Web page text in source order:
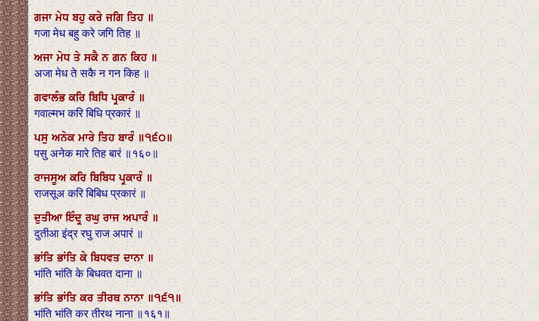
ਗਜਾ ਮੇਧ ਬਹੁ ਕਰੇ ਜਗਿ ਤਿਹ ॥
गजा मेध बहु करे जगि तिह ॥
ਅਜਾ ਮੇਧ ਤੇ ਸਕੈ ਨ ਗਨ ਕਿਹ ॥
अजा मेध ते सकै न गन किह ॥
ਗਵਾਲੰਭ ਕਰਿ ਬਿਧਿ ਪ੍ਰਕਾਰੰ ॥
गवाल्मभ करि बिधि प्रकारं ॥
ਪਸੁ ਅਨੇਕ ਮਾਰੇ ਤਿਹ ਬਾਰੰ ॥੧੬੦॥
पसु अनेक मारे तिह बारं ॥१६०॥
ਰਾਜਸੂਅ ਕਰਿ ਬਿਬਿਧ ਪ੍ਰਕਾਰੰ ॥
राजसूअ करि बिबिध प्रकारं ॥
ਦੁਤੀਆ ਇੰਦ੍ਰ ਰਘੁ ਰਾਜ ਅਪਾਰੰ ॥
दुतीआ इंद्र रघु राज अपारं ॥
ਭਾਂਤਿ ਭਾਂਤਿ ਕੇ ਬਿਧਵਤ ਦਾਨਾ ॥
भांति भांति के बिधवत दाना ॥
ਭਾਂਤਿ ਭਾਂਤਿ ਕਰ ਤੀਰਥ ਨਾਨਾ ॥੧੬੧॥
भांति भांति कर तीरथ नाना ॥१६१॥